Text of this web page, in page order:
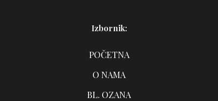
Izbornik:
POČETNA
O NAMA
BL. OZANA